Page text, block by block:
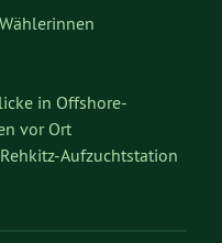
in Offshore-
vor Ort
Aufzuchtstation